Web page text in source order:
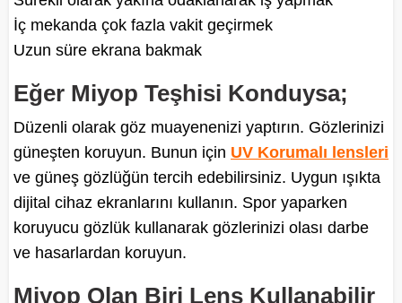
İç mekanda çok fazla vakit geçirmek
Uzun süre ekrana bakmak
Eğer Miyop Teşhisi Konduysa;
Düzenli olarak göz muayenenizi yaptırın. Gözlerinizi
güneşten koruyun. Bunun için UV Korumalı lensleri
ve güneş gözlüğün tercih edebilirsiniz. Uygun ışıkta
dijital cihaz ekranlarını kullanın. Spor yaparken
koruyucu gözlük kullanarak gözlerinizi olası darbe
ve hasarlardan koruyun.
Miyop Olan Biri Lens Kullanabilir